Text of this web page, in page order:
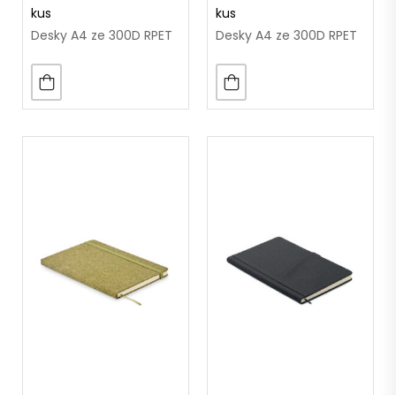
kus
Desky A4 ze 300D RPET
kus
Desky A4 ze 300D RPET